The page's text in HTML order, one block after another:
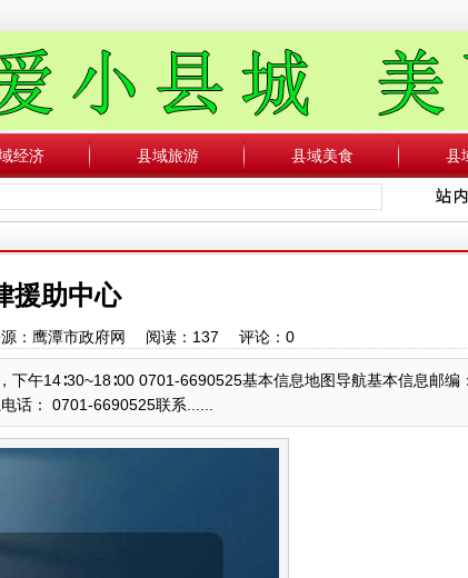
经济 县域旅游 县域美食 县
援助中心
：鹰潭市政府网 阅读： 137 评论： 0
午14∶30~18∶00 0701-6690525基本信息地图导航基本信息邮编：
话： 0701-6690525联系......